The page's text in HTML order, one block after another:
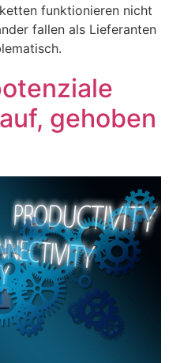
funktionieren nicht
fallen als Lieferanten
gehoben